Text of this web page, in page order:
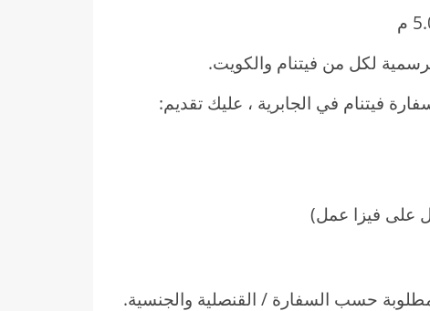
لكل من فيتنام والكويت.
فيتنام في الجابرية ، عليك تقديم:
على فيزا عمل)
حسب السفارة / القنصلية والجنسية.